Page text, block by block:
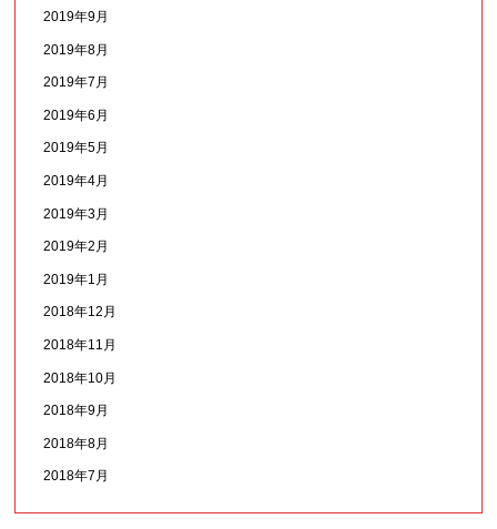
2019年9月
2019年8月
2019年7月
2019年6月
2019年5月
2019年4月
2019年3月
2019年2月
2019年1月
2018年12月
2018年11月
2018年10月
2018年9月
2018年8月
2018年7月